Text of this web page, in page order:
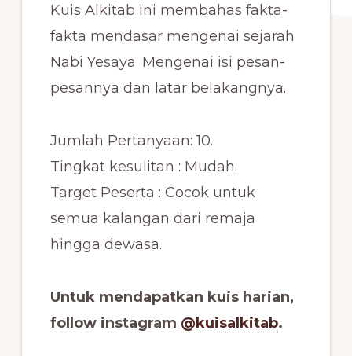
Kuis Alkitab ini membahas fakta-
fakta mendasar mengenai sejarah
Nabi Yesaya. Mengenai isi pesan-
pesannya dan latar belakangnya.
Jumlah Pertanyaan: 10.
Tingkat kesulitan : Mudah.
Target Peserta : Cocok untuk
semua kalangan dari remaja
hingga dewasa.
Untuk mendapatkan kuis harian,
follow instagram @kuisalkitab.